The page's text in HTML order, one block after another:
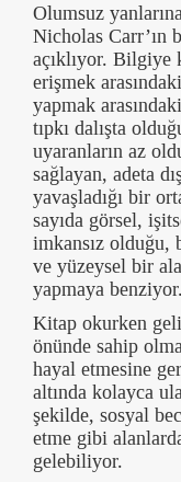
Olumsuz
Nicholas Carr’ın
açıklıyor. Bilgiye
erişmek
yapmak
tıpkı dalışta
uyaranların az
sağlayan, adeta
yavaşladığı bir
sayıda görsel,
imkansız olduğu,
ve yüzeysel bir
yapmaya benziyor.
Kitap okurken
önünde sahip
hayal etmesine
altında kolayca
şekilde, sosyal
etme gibi
gelebiliyor.